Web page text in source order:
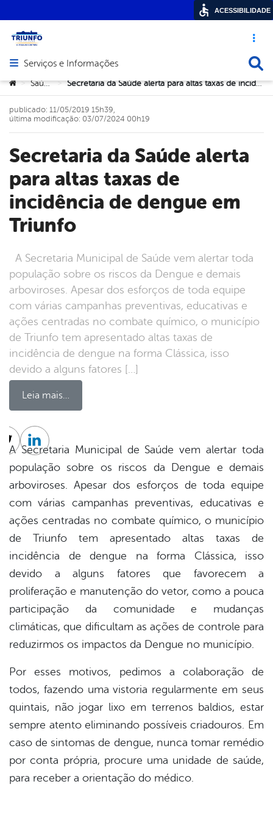
Acesso
Abrir menu principal de navegação
Serviços e Informações
Você está aqui:
> Saúde > Secretaria da Saúde alerta para altas taxas de incidência de dengue em Triunfo
Secretaria da Saúde alerta
para altas taxas de
incidência de dengue em
Triunfo
A Secretaria Municipal de Saúde vem alertar toda
população sobre os riscos da Dengue e demais
arboviroses. Apesar dos esforços de toda equipe
com várias campanhas preventivas, educativas e
ações centradas no combate químico, o município
de Triunfo tem apresentado altas taxas de
incidência de dengue na forma Clássica, isso
devido a alguns fatores […]
Leia mais…
publicado: 11/05/2019 15h39,
última modificação: 03/07/2024 00h19
A Secretaria Municipal de Saúde vem alertar toda
população sobre os riscos da Dengue e demais
arboviroses. Apesar dos esforços de toda equipe
com várias campanhas preventivas, educativas e
ações centradas no combate químico, o município
de Triunfo tem apresentado altas taxas de
incidência de dengue na forma Clássica, isso
devido a alguns fatores que favorecem a
proliferação e manutenção do vetor, como a pouca
participação da comunidade e mudanças
climáticas, que dificultam as ações de controle para
reduzirmos os impactos da Dengue no município.
Por esses motivos, pedimos a colaboração de
todos, fazendo uma vistoria regularmente em seus
quintais, não jogar lixo em terrenos baldios, estar
sempre atento eliminando possíveis criadouros. Em
caso de sintomas de dengue, nunca tomar remédio
por conta própria, procure uma unidade de saúde,
para receber a orientação do médico.
Twitter
Linkedin
ACESSIBILIDADE